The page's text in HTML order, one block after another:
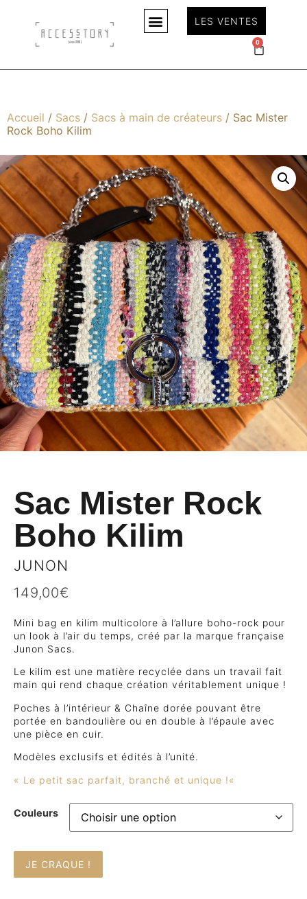
LES VENTES
0
Accueil / Sacs / Sacs à main de créateurs / Sac Mister
Rock Boho Kilim
Sac Mister Rock
Boho Kilim
JUNON
149,00€
Mini bag en kilim multicolore à l’allure boho-rock pour
un look à l’air du temps, créé par la marque française
Junon Sacs.
Le kilim est une matière recyclée dans un travail fait
main qui rend chaque création véritablement unique !
Poches à l’intérieur & Chaîne dorée pouvant être
portée en bandoulière ou en double à l’épaule avec
une pièce en cuir.
Modèles exclusifs et édités à l’unité.
« Le petit sac parfait, branché et unique !«
Couleurs
JE CRAQUE !